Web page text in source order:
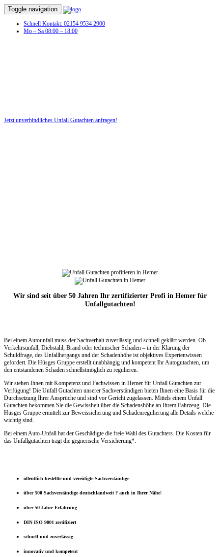
Toggle navigation
Schnell Kontakt: 02154 9534 2900
Mo – Sa 08:00 – 18:00
Jetzt unverbindliches Unfall Gutachten anfragen!
Wir sind seit über 50 Jahren Ihr zertifizierter Profi in Hemer für
Unfallgutachten!
Bei einem Autounfall muss der Sachverhalt zuverlässig und schnell geklärt werden. Ob
Verkehrsunfall, Diebstahl, Brand oder technischer Schaden – in der Klärung der
Schuldfrage, des Unfallhergangs und der Schadenhöhe ist objektives Expertenwissen
gefordert. Die Hüsges Gruppe erstellt unabhängig und kompetent Ihr Autogutachten, um
den entstandenen Schaden schnellstmöglich zu regulieren.
Wir stehen Ihnen mit Kompetenz und Fachwissen in Hemer für Unfall Gutachten zur
Verfügung! Die Unfall Gutachten unserer Sachverständigen bieten Ihnen eine Basis für die
Durchsetzung Ihrer Ansprüche und sind vor Gericht zugelassen. Mittels einem Unfall
Gutachten bekommen Sie die Gewissheit über die Schadenshöhe an Ihrem Fahrzeug. Die
Hüsges Gruppe ermittelt zur Beweissicherung und Schadenregulierung alle Details welche
wichtig sind.
Bei einem Auto-Unfall hat der Geschädigte die freie Wahl des Gutachters. Die Kosten für
das Unfallgutachten trägt die gegnerische Versicherung*.
öffentlich bestellte und vereidigte Sachverständige
über 500 Sachverständige deutschlandweit ? auch in Ihrer Nähe!
über 50 Jahre Erfahrung
DIN ISO 9001 zertifiziert
schnell und zuverlässig
innovativ und kompetent